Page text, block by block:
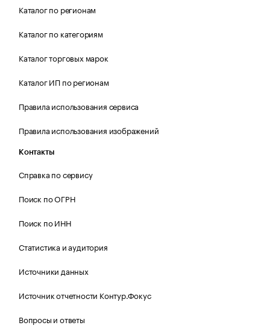
Каталог по регионам
Каталог по категориям
Каталог торговых марок
Каталог ИП по регионам
Правила использования сервиса
Правила использования изображений
Контакты
Справка по сервису
Поиск по ОГРН
Поиск по ИНН
Статистика и аудитория
Источники данных
Источник отчетности Контур.Фокус
Вопросы и ответы